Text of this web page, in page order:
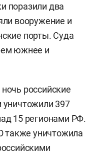
поразили два
вооружение и
порты. Суда
южнее и
российские
уничтожили 397
15 регионами РФ.
также уничтожила